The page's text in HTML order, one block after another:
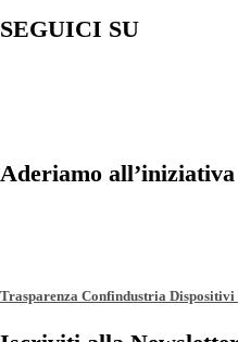
SEGUICI SU
Aderiamo all’iniziativa
Trasparenza Confindustria